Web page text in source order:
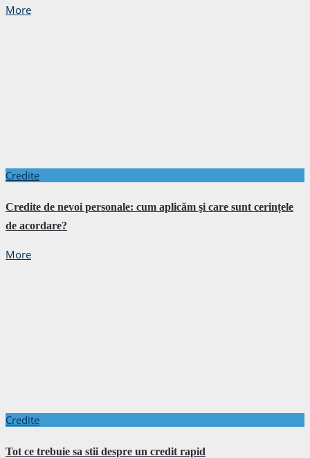
More
Credite
Credite de nevoi personale: cum aplicăm şi care sunt cerințele
de acordare?
More
Credite
Tot ce trebuie sa stii despre un credit rapid